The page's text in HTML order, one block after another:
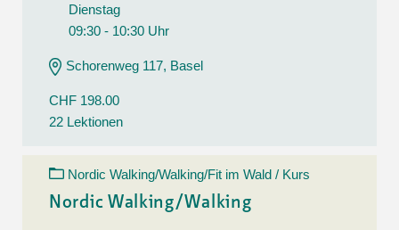
Dienstag
09:30 - 10:30 Uhr
Schorenweg 117, Basel
CHF 198.00
22 Lektionen
Nordic Walking/Walking/Fit im Wald / Kurs
Nordic Walking/Walking